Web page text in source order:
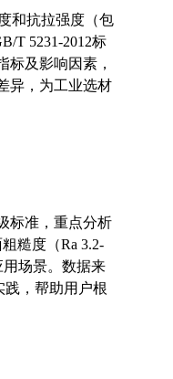
和抗拉强度（包
T 5231-2012标
标及影响因素，
异，为工业选材
标准，重点分析
糙度（Ra 3.2-
场景。数据来
践，帮助用户根